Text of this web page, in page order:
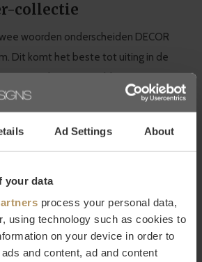
Ad Settings About
your data
process your personal data,
using technology such as cookies to
on your device in order to
and content, ad and content
collectie
woorden onderscheiden DECOR
Dit komt het beste tot uiting in de
Dit maakt Decor Walther synoniem
tijdloos designen
duurzame
de mooiste accessoires van hoge
voelt het.
online